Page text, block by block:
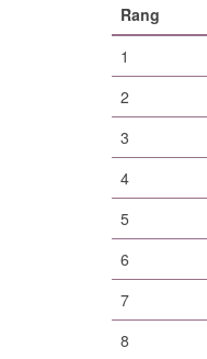
Rang
1
2
3
4
5
6
7
8